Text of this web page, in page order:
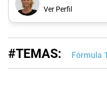
Ver Perfil
#TEMAS: Fórmula 1